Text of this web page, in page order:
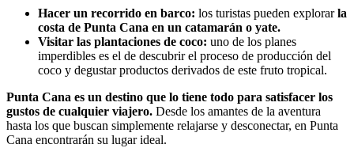
Hacer un recorrido en barco: los turistas pueden explorarla
costa de Punta Cana en un catamarán o yate.
Visitar las plantaciones de coco: uno de los planes
imperdibles es el de descubrir el proceso de producción del
coco y degustar productos derivados de este fruto tropical.
Punta Cana es un destino que lo tiene todo para satisfacer los
gustos de cualquier viajero. Desde los amantes de la aventura
hasta los que buscan simplemente relajarse y desconectar, en Punta
Cana encontrarán su lugar ideal.